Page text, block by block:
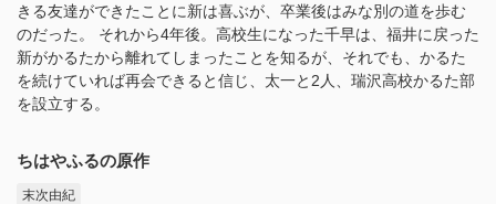
きる友達ができたことに新は喜ぶが、卒業後はみな別の道を歩む
のだった。 それから4年後。高校生になった千早は、福井に戻った
新がかるたから離れてしまったことを知るが、それでも、かるた
を続けていれば再会できると信じ、太一と2人、瑞沢高校かるた部
を設立する。
ちはやふるの原作
末次由紀